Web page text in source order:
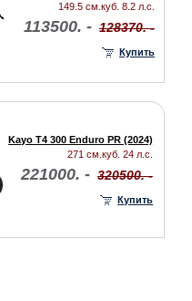
149.5 см.куб. 8.2 л.с.
113500. - 128370. -
Купить
Kayo T4 300 Enduro PR (2024)
271 см.куб. 24 л.с.
221000. - 320500. -
Купить